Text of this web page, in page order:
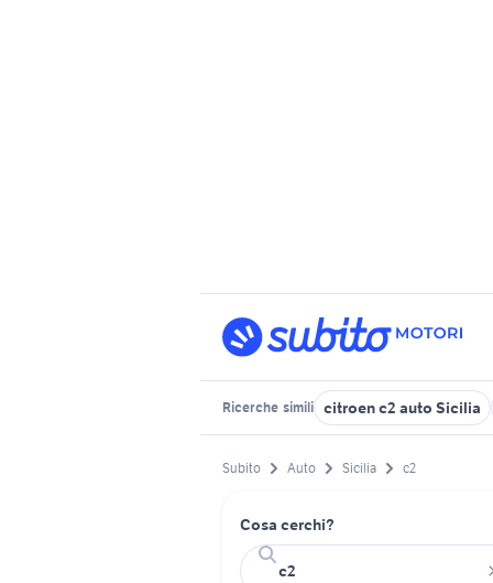
Ricerche simili citroen c2 auto Sicilia
Subito Auto Sicilia c2
Cosa cerchi?